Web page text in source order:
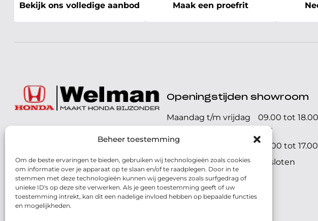
Beheer toestemming
Om de beste ervaringen te bieden, gebruiken wij technologieën zoals cookies
om informatie over je apparaat op te slaan en/of te raadplegen. Door in te
stemmen met deze technologieën kunnen wij gegevens zoals surfgedrag of
unieke ID's op deze site verwerken. Als je geen toestemming geeft of uw
toestemming intrekt, kan dit een nadelige invloed hebben op bepaalde functies
en mogelijkheden.
Bekijk ons volledige aanbod Maak een proefrit
072 - 57 16 9 40
Parelweg 3, 1812 RS
Alkmaar
Routebeschrijving
Openingstijden showroom
Maandag t/m vrijdag
09.00 tot 18.00
uur
Zaterdag
09.00 tot
Zondag
Gesloten